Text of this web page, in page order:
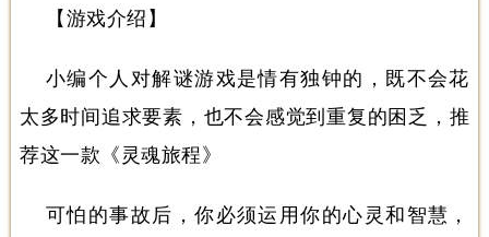
【游戏介绍】
小编个人对解谜游戏是情有独钟的，既不会花
太多时间追求要素，也不会感觉到重复的困乏，推
荐这一款《灵魂旅程》
可怕的事故后，你必须运用你的心灵和智慧，